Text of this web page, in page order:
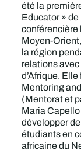
été la
Educator »
conférencière
Moyen-
la région
relations
d’Afrique.
Mentoring
(Mentorat et
Maria
développer
étudiants en
africaine du